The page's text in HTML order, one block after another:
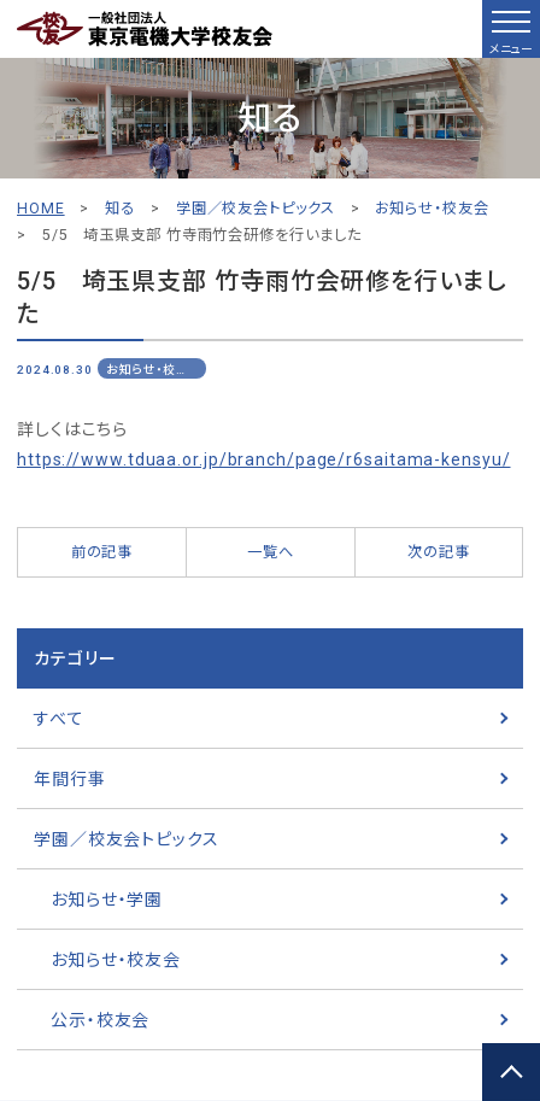
メニュー
知る
HOME >知る > 学園／校友会トピックス > お知らせ・校友会
> 5/5 埼玉県支部 竹寺雨竹会研修を行いました
5/5 埼玉県支部 竹寺雨竹会研修を行いまし
た
2024.08.30
詳しくはこちら
https://www.tduaa.or.jp/branch/page/r6saitama-kensyu/
前の記事 一覧へ 次の記事
カテゴリー
すべて
年間行事
学園／校友会トピックス
お知らせ・学園
お知らせ・校友会
公示・校友会